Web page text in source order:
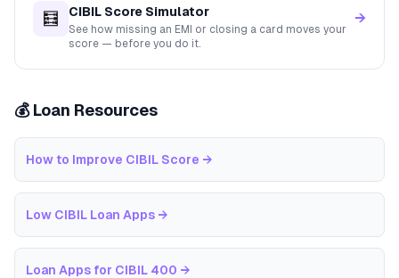
🧮 CIBIL Score Simulator
See how missing an EMI or closing a card moves your
score — before you do it.
→
💰 Loan Resources
How to Improve CIBIL Score →
Low CIBIL Loan Apps →
Loan Apps for CIBIL 400 →